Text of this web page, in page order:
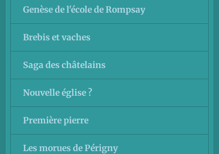
Genèse de l'école de Rompsay
Brebis et vaches
Saga des châtelains
Nouvelle église ?
Première pierre
Les morues de Périgny